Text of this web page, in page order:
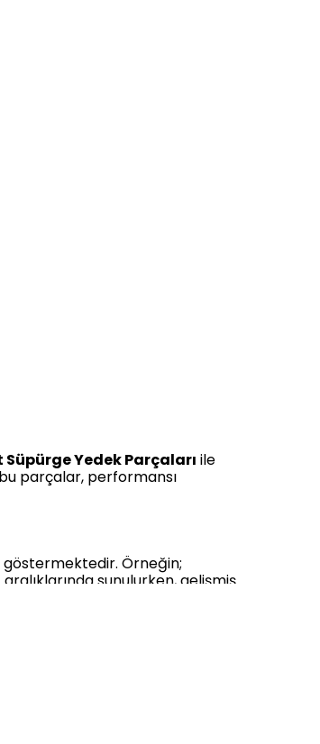
Süpürge Yedek Parçaları ile
parçalar, performansı
göstermektedir. Örneğin;
sunulurken, gelişmiş